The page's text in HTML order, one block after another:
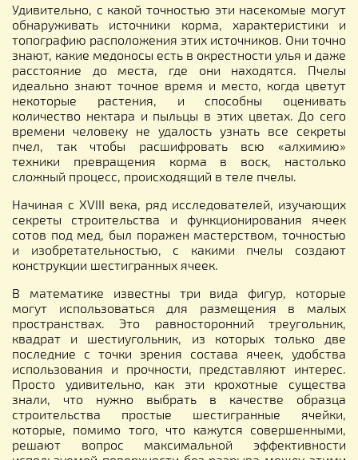
Удивительно, с какой точностью эти насекомые могут
обнаруживать источники корма, характеристики и
топографию расположения этих источников. Они точно
знают, какие медоносы есть в окрестности улья и даже
расстояние до места, где они находятся. Пчелы
идеально знают точное время и место, когда цветут
некоторые растения, и способны оценивать
количество нектара и пыльцы в этих цветах. До сего
времени человеку не удалость узнать все секреты
пчел, так чтобы расшифровать всю «алхимию»
техники превращения корма в воск, настолько
сложный процесс, происходящий в теле пчелы.
Начиная с XVIII века, ряд исследователей, изучающих
секреты строительства и функционирования ячеек
сотов под мед, был поражен мастерством, точностью
и изобретательностью, с какими пчелы создают
конструкции шестигранных ячеек.
В математике известны три вида фигур, которые
могут использоваться для размещения в малых
пространствах. Это равносторонний треугольник,
квадрат и шестиугольник, из которых только две
последние с точки зрения состава ячеек, удобства
использования и прочности, представляют интерес.
Просто удивительно, как эти крохотные существа
знали, что нужно выбрать в качестве образца
строительства простые шестигранные ячейки,
которые, помимо того, что кажутся совершенными,
решают вопрос максимальной эффективности